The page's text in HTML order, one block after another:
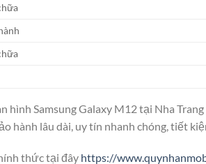
hình Samsung Galaxy M12 tại Nha
hành lâu dài, uy tín nhanh chóng, tiết
thức tại đây https://